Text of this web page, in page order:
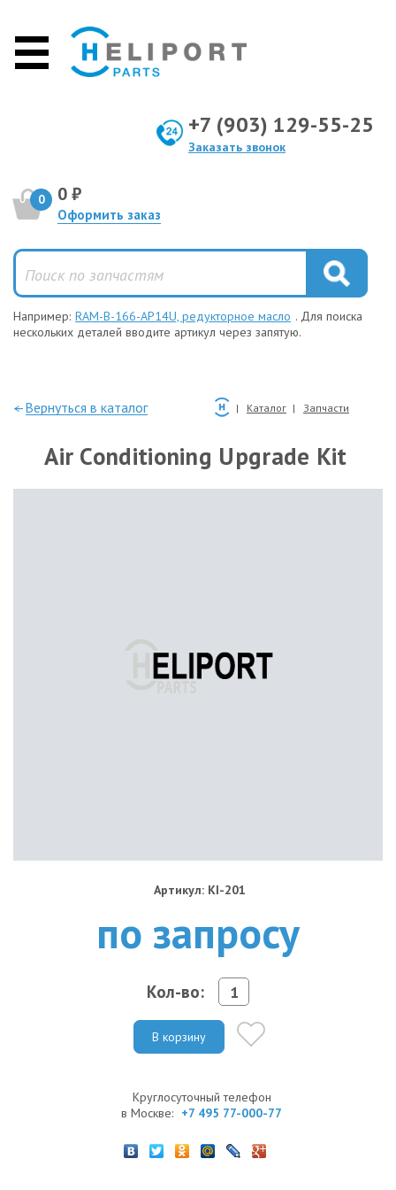
+7 (903) 129-55-25
Заказать звонок
0 0 ₽
Оформить заказ
Например: RAM-B-166-AP14U, редукторное масло . Для поиска
нескольких деталей вводите артикул через запятую.
—Вернуться в каталог Каталог Запчасти
Air Conditioning Upgrade Kit
Артикул: KI-201
по запросу
Кол-во:
В корзину
Круглосуточный телефон
в Москве: +7 495 77-000-77